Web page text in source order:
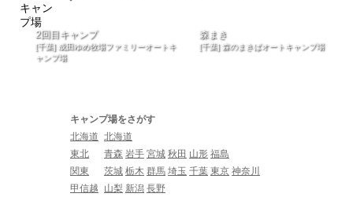
2回目キャンプ
[千葉] 成田ゆめ牧場ファミリーオートキ
ャンプ場
森まき
[千葉] 森のまきばオートキャンプ場
キャンプ場をさがす
北海道 北海道
東北
青森 岩手 宮城 秋田 山形 福島
関東
茨城 栃木 群馬 埼玉 千葉 東京 神奈川
甲信越
山梨 新潟 長野